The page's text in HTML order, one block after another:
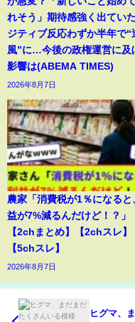
れそう」期待感強く出てい
ジティブ反応わずか半年で“
風”に…今後の政権運営に及
影響は(ABEMA TIMES)
2026年8月7日
農家「消費税が1％になると
益が7%減るんだけど！？」
【2chまとめ】【2chスレ】
【5chスレ】
2026年8月7日
ヒグマ、